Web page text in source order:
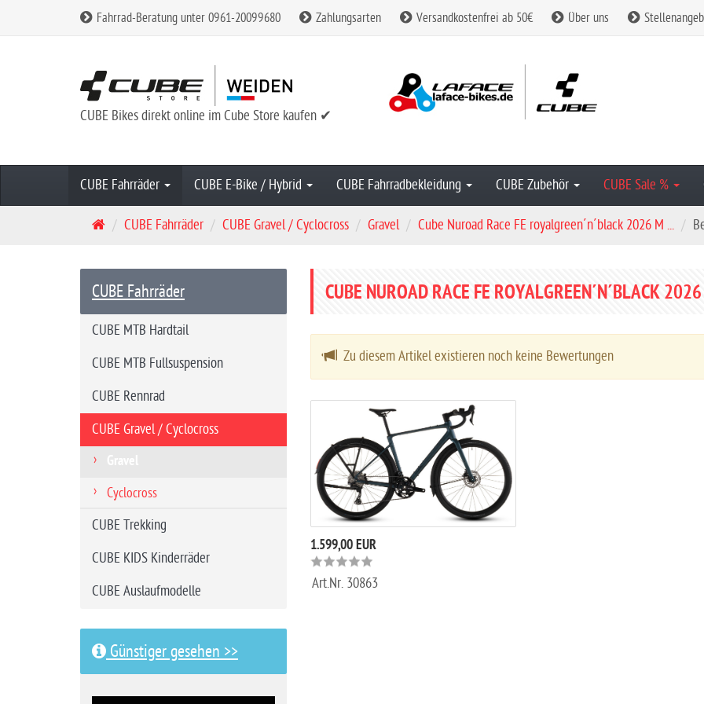
Fahrrad-Beratung unter 0961-20099680 Zahlungsarten Versandkostenfrei ab 50€ Über uns
CUBE Bikes direkt online im Cube Store kaufen ✔
CUBE Fahrräder CUBE E-Bike / Hybrid CUBE Fahrradbekleidung CUBE Zubehör CUBE Sale %
S
a
r
s
i
t
CUBE Fahrräder CUBE Gravel / Cyclocross Gravel Cube Nuroad Race FE royalgreen´n´black 2026 M ...
CUBE NUROAD RACE FE ROYALGREEN´N´BLACK
Zu diesem Artikel existieren noch keine Bewertungen
1.599,00 EUR
Art.Nr. 30863
CUBE Fahrräder
CUBE MTB Hardtail
CUBE MTB Fullsuspension
CUBE Rennrad
CUBE Gravel / Cyclocross
Cyclocross
CUBE Trekking
CUBE KIDS Kinderräder
CUBE Auslaufmodelle
Günstiger gesehen >>